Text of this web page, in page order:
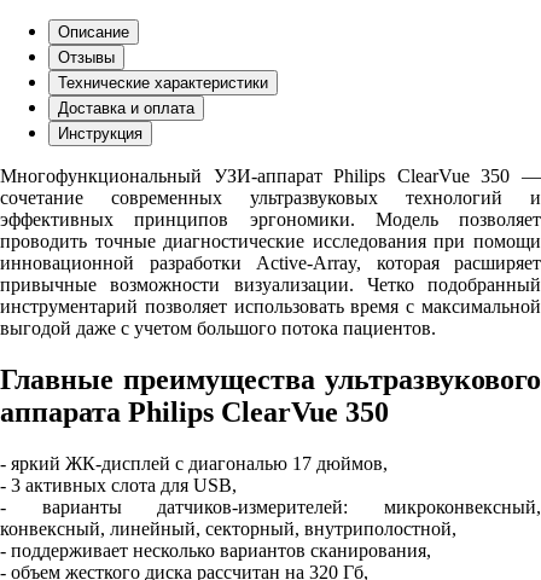
Описание
Отзывы
Технические характеристики
Доставка и оплата
Инструкция
Многофункциональный УЗИ-аппарат Philips ClearVue 350 —
сочетание современных ультразвуковых технологий и
эффективных принципов эргономики. Модель позволяет
проводить точные диагностические исследования при помощи
инновационной разработки Active-Array, которая расширяет
привычные возможности визуализации. Четко подобранный
инструментарий позволяет использовать время с максимальной
выгодой даже с учетом большого потока пациентов.
Главные преимущества ультразвукового
аппарата Philips ClearVue 350
- яркий ЖК-дисплей с диагональю 17 дюймов,
- 3 активных слота для USB,
- варианты датчиков-измерителей: микроконвексный,
конвексный, линейный, секторный, внутриполостной,
- поддерживает несколько вариантов сканирования,
- объем жесткого диска рассчитан на 320 Гб,